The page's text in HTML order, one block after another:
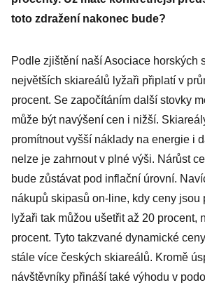
toto zdražení nakonec bude?
Podle zjištění naší Asociace horských
největších skiareálů lyžaři připlatí v
procent. Se započítáním další stovky
může být navýšení cen i nižší.
promítnout vyšší náklady na energie i
nelze je zahrnout v plné výši. Nárůst
bude zůstávat pod inflační úrovní.
nákupů skipasů on-line, kdy ceny jsou
lyžaři tak můžou ušetřit až 20 procent,
procent. Tyto takzvané dynamické
stále více českých skiareálů. Kromě
návštěvníky přináší také výhodu v